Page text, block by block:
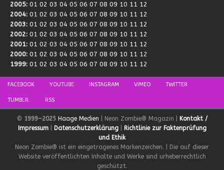
2005: 01 02 03 04 05 06 07 08 09 10 11 12
2004: 01 02 03 04 05 06 07 08 09 10 11 12
2003: 01 02 03 04 05 06 07 08 09 10 11 12
2002: 01 02 03 04 05 06 07 08 09 10 11 12
2001: 01 02 03 04 05 06 07 08 09 10 11 12
2000: 01 02 03 04 05 06 07 08 09 10 11 12
1999: 01 02 03 04 05 06 07 08 09 10 11 12
FACEBOOK YOUTUBE INSTAGRAM VIMEO TWITTER
TUMBLR. RSS
© 1999–2025 Haage Medien | Neon Zombie® Magazin |
Kontakt /
Impressum| Datenschutzerklärung|
Richtlinie zur Faktenprüfung
und Ethik
Neon Zombie® ist ein eingetragenes Markenzeichen. | Die auf dieser
Website veröffentlichten Inhalte und Werke sind urheberrechtlich
geschützt.